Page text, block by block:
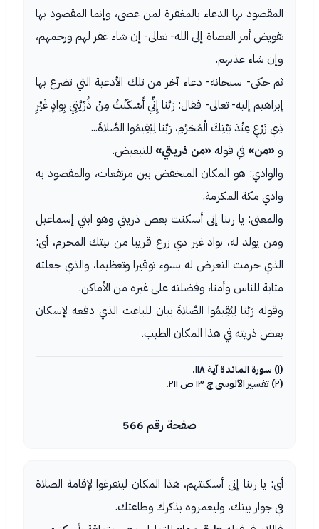
المقصود بها الدعاء بالمغفرة لمن عصى، وإنما المقصود بها
تفويض أمر العصاة إلى الله- تعالى- إن شاء غفر لهم ورحمهم،
وإن شاء عذبهم.
ثم حكى- سبحانه- دعاء آخر من تلك الأدعية التي تضرع بها
إبراهيم إليه- تعالى- فقال: رَبَّنا إِنِّي أَسْكَنْتُ مِنْ ذُرِّيَّتِي بِوادٍ غَيْرِ
ذِي زَرْعٍ عِنْدَ بَيْتِكَ الْمُحَرَّمِ، رَبَّنا لِيُقِيمُوا الصَّلاةَ...
و «من» في قوله «من ذريتي» للتبعيض.
والوادي: هو المكان المنخفض بين مرتفعات، والمقصود به
وادي مكة المكرمة.
والمعنى: يا ربنا إنى أسكنت بعض ذريتي وهو ابني إسماعيل
ومن يولد له، بواد غير ذي زرع قريبا من بيتك المحرم، أى:
الذي حرمت التعرض له بسوء توقيرا وتعظيما، والذي جعلته
مثابة للناس وأمنا، وفضلته على غيره من الأماكن.
وقوله رَبَّنا لِيُقِيمُوا الصَّلاةَ بيان للباعث الذي دفعه لإسكان
بعض ذريته في هذا المكان الطيب.
(١) سورة المائدة آية ١١٨.
(٢) تفسير الآلوسى ج ١٣ ص ٢١١.
صفحة رقم 566
أى: يا ربنا إنى أسكنتهم، هذا المكان ليتفرغوا لإقامة الصلاة
في جوار بيتك، وليعمروه بذكرك وطاعتك.